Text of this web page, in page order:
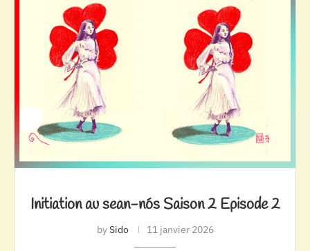
Initiation au sean-nós Saison 2 Episode 2
bySido 11 janvier 2026